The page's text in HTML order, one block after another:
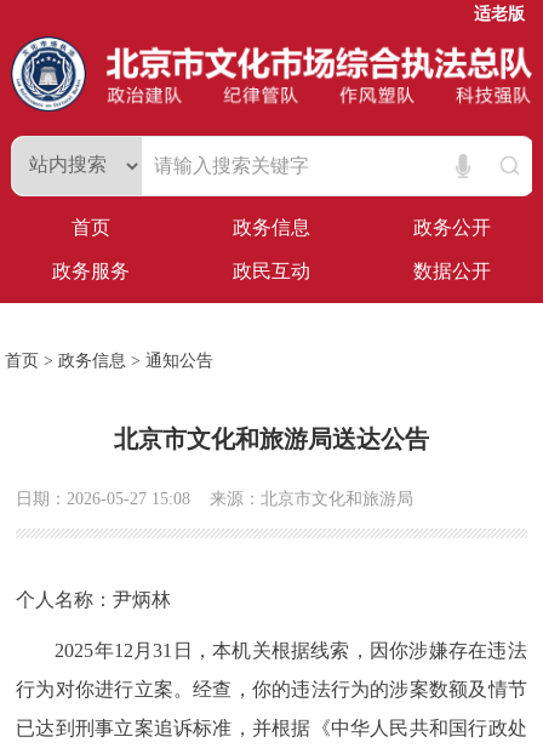
适老版
首页 政务信息 政务公开
政务服务 政民互动 数据公开
首页 >政务信息 >通知公告
北京市文化和旅游局送达公告
日期：2026-05-27 15:08 来源：北京市文化和旅游局
个人名称：尹炳林
2025年12月31日，本机关根据线索，因你涉嫌存在违法
行为对你进行立案。经查，你的违法行为的涉案数额及情节
已达到刑事立案追诉标准，并根据《中华人民共和国行政处